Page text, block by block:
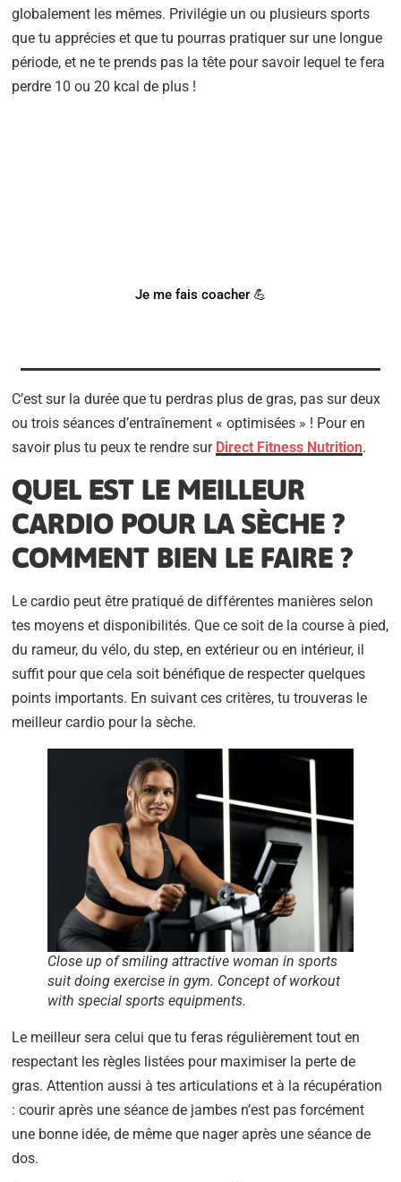
globalement les mêmes. Privilégie un ou plusieurs sports
que tu apprécies et que tu pourras pratiquer sur une longue
période, et ne te prends pas la tête pour savoir lequel te fera
perdre 10 ou 20 kcal de plus !
Je me fais coacher 💪
C’est sur la durée que tu perdras plus de gras, pas sur deux
ou trois séances d’entraînement « optimisées » ! Pour en
savoir plus tu peux te rendre sur Direct Fitness Nutrition.
QUEL EST LE MEILLEUR
CARDIO POUR LA SÈCHE ?
COMMENT BIEN LE FAIRE ?
Le cardio peut être pratiqué de différentes manières selon
tes moyens et disponibilités. Que ce soit de la course à pied,
du rameur, du vélo, du step, en extérieur ou en intérieur, il
suffit pour que cela soit bénéfique de respecter quelques
points importants. En suivant ces critères, tu trouveras le
meilleur cardio pour la sèche.
Close up of smiling attractive woman in sports
suit doing exercise in gym. Concept of workout
with special sports equipments.
Le meilleur sera celui que tu feras régulièrement tout en
respectant les règles listées pour maximiser la perte de
gras. Attention aussi à tes articulations et à la récupération
: courir après une séance de jambes n’est pas forcément
une bonne idée, de même que nager après une séance de
dos.